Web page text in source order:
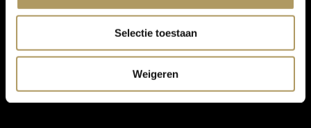
Selectie toestaan
Weigeren